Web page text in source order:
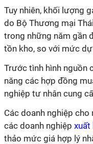
Tuy nhiên, khối lượng
do Bộ Thương mại
trong những năm gần
tồn kho, so với mức
Trước tình hình nguồn
năng các hợp đồng
nghiệp tư nhân cung
Các doanh nghiệp cho
các doanh nghiệp xuất
thảo mức giá hợp lý